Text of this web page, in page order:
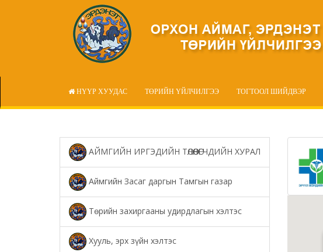
НҮҮР ХУУДАС ТӨРИЙН ҮЙЛЧИЛГЭЭ ТОГТООЛ ШИЙДВЭР
АЙМГИЙН ИРГЭДИЙН ТӨЛӨӨЛӨГЧДИЙН ХУРАЛ
Аймгийн Засаг даргын Тамгын газар
Төрийн захиргааны удирдлагын хэлтэс
Хууль, эрх зүйн хэлтэс